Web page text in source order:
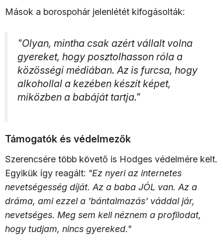
Mások a borospohár jelenlétét kifogásolták:
"Olyan, mintha csak azért vállalt volna
gyereket, hogy posztolhasson róla a
közösségi médiában. Az is furcsa, hogy
alkohollal a kezében készít képet,
miközben a babáját tartja."
Támogatók és védelmezők
Szerencsére több követő is Hodges védelmére kelt.
Egyikük így reagált: "Ez nyeri az internetes
nevetségesség díját. Az a baba JÓL van. Az a
dráma, ami ezzel a 'bántalmazás' váddal jár,
nevetséges. Meg sem kell néznem a profilodat,
hogy tudjam, nincs gyereked."